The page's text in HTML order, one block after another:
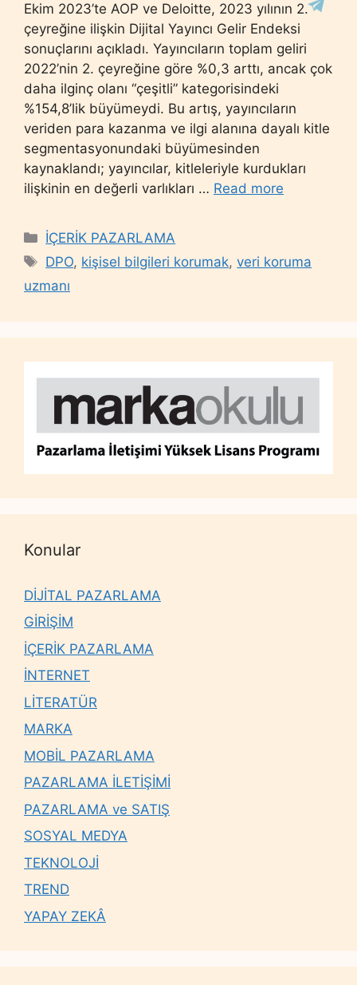
Ekim 2023’te AOP ve Deloitte, 2023 yılının 2.
çeyreğine ilişkin Dijital Yayıncı Gelir Endeksi
sonuçlarını açıkladı. Yayıncıların toplam geliri
2022’nin 2. çeyreğine göre %0,3 arttı, ancak çok
daha ilginç olanı “çeşitli” kategorisindeki
%154,8’lik büyümeydi. Bu artış, yayıncıların
veriden para kazanma ve ilgi alanına dayalı kitle
segmentasyonundaki büyümesinden
kaynaklandı; yayıncılar, kitleleriyle kurdukları
ilişkinin en değerli varlıkları … Read more
Categories
İÇERİK PAZARLAMA
Tags
DPO, kişisel bilgileri korumak,veri koruma
uzmanı
Konular
DİJİTAL PAZARLAMA
GİRİŞİM
İÇERİK PAZARLAMA
İNTERNET
LİTERATÜR
MARKA
MOBİL PAZARLAMA
PAZARLAMA İLETİŞİMİ
PAZARLAMA ve SATIŞ
SOSYAL MEDYA
TEKNOLOJİ
TREND
YAPAY ZEKÂ